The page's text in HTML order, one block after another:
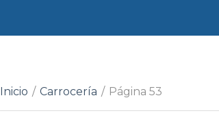
Inicio / Carrocería / Página 53